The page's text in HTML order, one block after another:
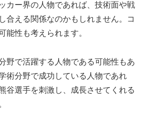
カー界の人物であれば、技術面や戦
合える関係なのかもしれません。コ
能性も考えられます。
野で活躍する人物である可能性もあ
術分野で成功している人物であれ
谷選手を刺激し、成長させてくれる